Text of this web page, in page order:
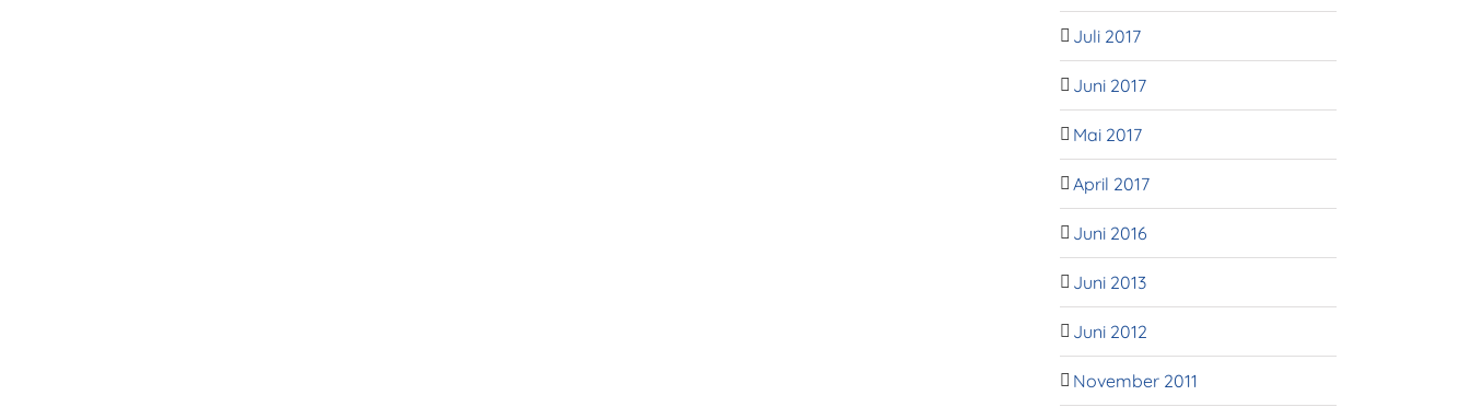
Juli 2017
Juni 2017
Mai 2017
April 2017
Juni 2016
Juni 2013
Juni 2012
November 2011